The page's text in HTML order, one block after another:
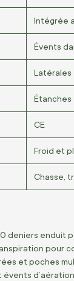
Intégrée
Évents
Latérales
Étanches
CE
Froid et
Chasse,
deniers enduit
pour
et poches
évents